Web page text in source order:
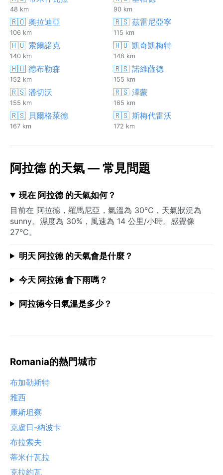
48 km 90 km
🇷🇴 奧拉迪亞
106 km
🇷🇸 茲雷尼亞寧
115 km
🇭🇺 索爾諾克
140 km
🇭🇺 凱奇凱梅特
148 km
🇭🇺 德布勒森
152 km
🇷🇸 諾維薩德
155 km
🇷🇸 潘切沃
155 km
🇷🇸 澤蒙
165 km
🇷🇸 貝爾格萊德
167 km
🇷🇸 斯梅代雷沃
172 km
阿拉德 的天氣 — 常見問題
現在 阿拉德 的天氣如何？
目前在 阿拉德，羅馬尼亞，氣溫為 30°C，天氣狀況為
sunny。濕度為 30%，風速為 14 公里/小時。感覺像
27°C。
明天 阿拉德 的天氣會是什麼？
今天 阿拉德 會下雨嗎？
阿拉德今日氣溫是多少？
Romania的熱門城市
布加勒斯特
雅西
康斯坦察
克盧日-納波卡
布拉索夫
蒂米什瓦拉
克拉約瓦